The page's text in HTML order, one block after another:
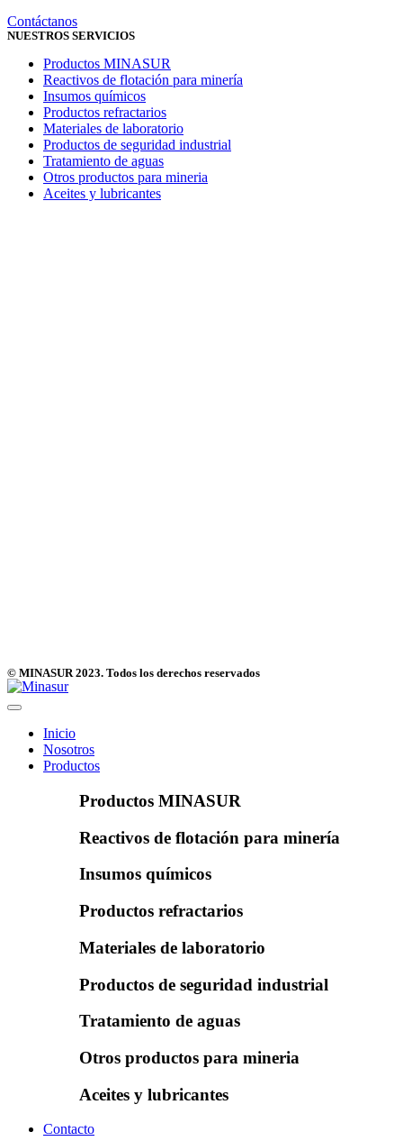
Contáctanos
NUESTROS SERVICIOS
Productos MINASUR
Reactivos de flotación para minería
Insumos químicos
Productos refractarios
Materiales de laboratorio
Productos de seguridad industrial
Tratamiento de aguas
Otros productos para mineria
Aceites y lubricantes
© MINASUR 2023. Todos los derechos reservados
Inicio
Nosotros
Productos
Productos MINASUR
Reactivos de flotación para minería
Insumos químicos
Productos refractarios
Materiales de laboratorio
Productos de seguridad industrial
Tratamiento de aguas
Otros productos para mineria
Aceites y lubricantes
Contacto